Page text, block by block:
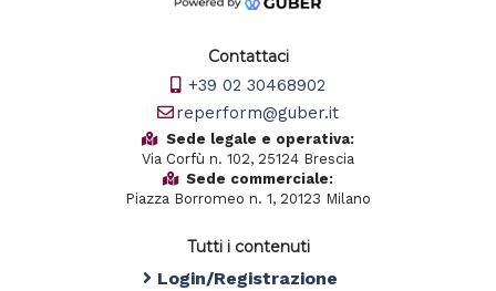
Contattaci
+39 02 30468902
reperform@guber.it
Sede legale e operativa:
Via Corfù n. 102, 25124 Brescia
Sede commerciale:
Piazza Borromeo n. 1, 20123 Milano
Tutti i contenuti
Login/Registrazione